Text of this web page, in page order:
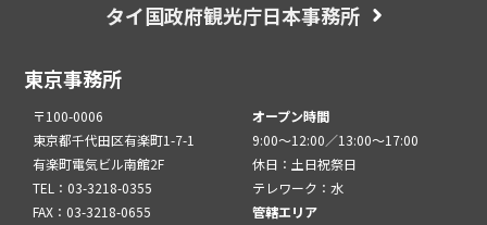
タイ国政府観光庁日本事務所
東京事務所
〒100-0006
東京都千代田区有楽町1-7-1
有楽町電気ビル南館2F
TEL：03-3218-0355
FAX：03-3218-0655
オープン時間
9:00～12:00／13:00～17:00
休日：土日祝祭日
テレワーク：水
管轄エリア